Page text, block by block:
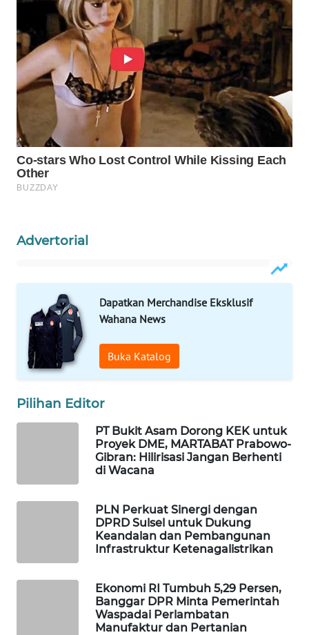
Advertorial
Dapatkan Merchandise Eksklusif
Wahana News
Buka Katalog
Pilihan Editor
PT Bukit Asam Dorong KEK untuk
Proyek DME, MARTABAT Prabowo-
Gibran: Hilirisasi Jangan Berhenti
di Wacana
PLN Perkuat Sinergi dengan
DPRD Sulsel untuk Dukung
Keandalan dan Pembangunan
Infrastruktur Ketenagalistrikan
Ekonomi RI Tumbuh 5,29 Persen,
Banggar DPR Minta Pemerintah
Waspadai Perlambatan
Manufaktur dan Pertanian
Group
WAHANA
NEWS
WAHANA
TANI
WAHANA
ADVOKAT
INFRASTRUKTUR
KONSUMEN
WAHANA
LISTRIK
WAHANA
WAHANA
ID